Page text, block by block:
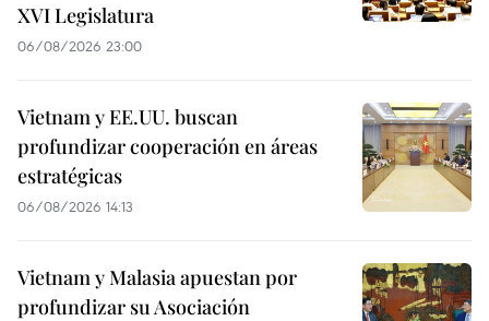
XVI Legislatura
06/08/2026 23:00
Vietnam y EE.UU. buscan
profundizar cooperación en áreas
estratégicas
06/08/2026 14:13
Vietnam y Malasia apuestan por
profundizar su Asociación